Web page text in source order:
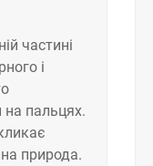
частині
і
на пальцях.
природа.